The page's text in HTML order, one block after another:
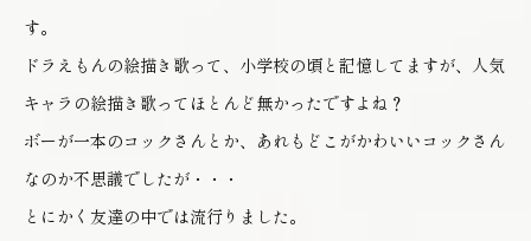
す。
ドラえもんの絵描き歌って、小学校の頃と記憶してますが、人気
キャラの絵描き歌ってほとんど無かったですよね？
ボーが一本のコックさんとか、あれもどこがかわいいコックさん
なのか不思議でしたが・・・
とにかく友達の中では流行りました。